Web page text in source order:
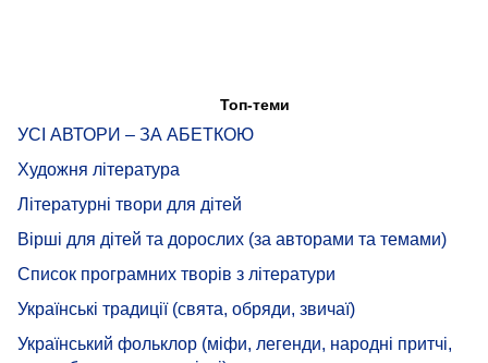
Топ-теми
УСІ АВТОРИ – ЗА АБЕТКОЮ
Художня література
Літературні твори для дітей
Вірші для дітей та дорослих (за авторами та темами)
Список програмних творів з літератури
Українські традиції (свята, обряди, звичаї)
Український фольклор (міфи, легенди, народні притчі,